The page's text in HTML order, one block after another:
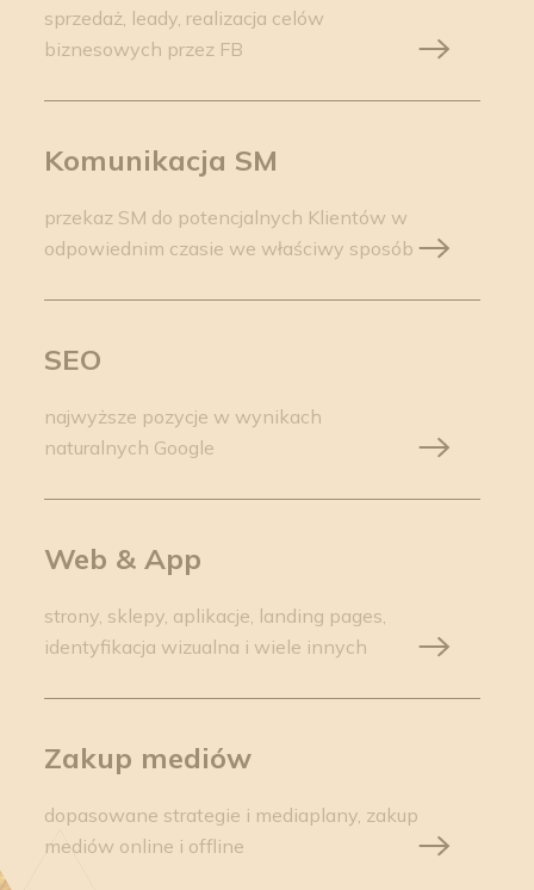
sprzedaż, leady, realizacja celów
biznesowych przez FB
Komunikacja SM
przekaz SM do potencjalnych Klientów w
odpowiednim czasie we właściwy sposób
SEO
najwyższe pozycje w wynikach
naturalnych Google
Web & App
strony, sklepy, aplikacje, landing pages,
identyfikacja wizualna i wiele innych
Zakup mediów
dopasowane strategie i mediaplany, zakup
mediów online i offline